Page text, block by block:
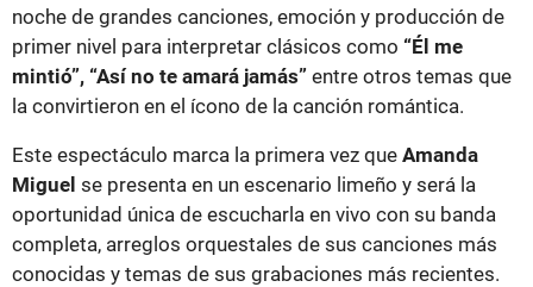
noche de grandes canciones, emoción y producción de
primer nivel para interpretar clásicos como “Él me
mintió”, “Así no te amará jamás” entre otros temas que
la convirtieron en el ícono de la canción romántica.
Este espectáculo marca la primera vez que Amanda
Miguel se presenta en un escenario limeño y será la
oportunidad única de escucharla en vivo con su banda
completa, arreglos orquestales de sus canciones más
conocidas y temas de sus grabaciones más recientes.